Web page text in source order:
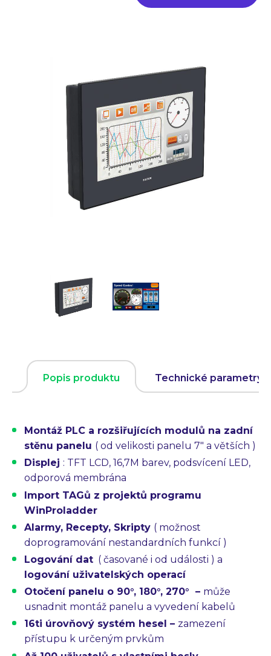
Popis produktu Technické parametry
Montáž PLC a rozšiřujících modulů na zadní
stěnu panelu ( od velikosti panelu 7″ a větších )
Displej : TFT LCD, 16,7M barev, podsvícení LED,
odporová membrána
Import TAGů z projektů programu
WinProladder
Alarmy, Recepty, Skripty ( možnost
doprogramování nestandardních funkcí )
Logování dat ( časované i od události ) a
logování uživatelských operací
Otočení panelu o 90°, 180°, 270° – může
usnadnit montáž panelu a vyvedení kabelů
16ti úrovňový systém hesel – zamezení
přístupu k určeným prvkům